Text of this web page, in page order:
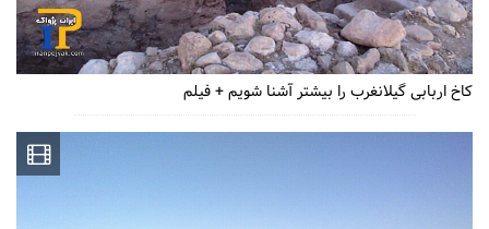
کاخ اربابی گیلانغرب را بیشتر آشنا شویم + فیلم